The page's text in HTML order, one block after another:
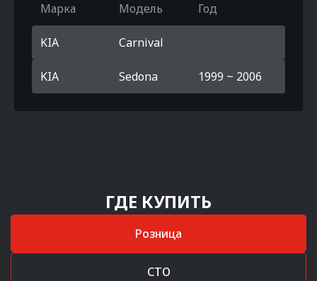
Марка Модель Год
KIA Carnival
KIA Sedona 1999 ~ 2006
ГДЕ КУПИТЬ
Розница
СТО